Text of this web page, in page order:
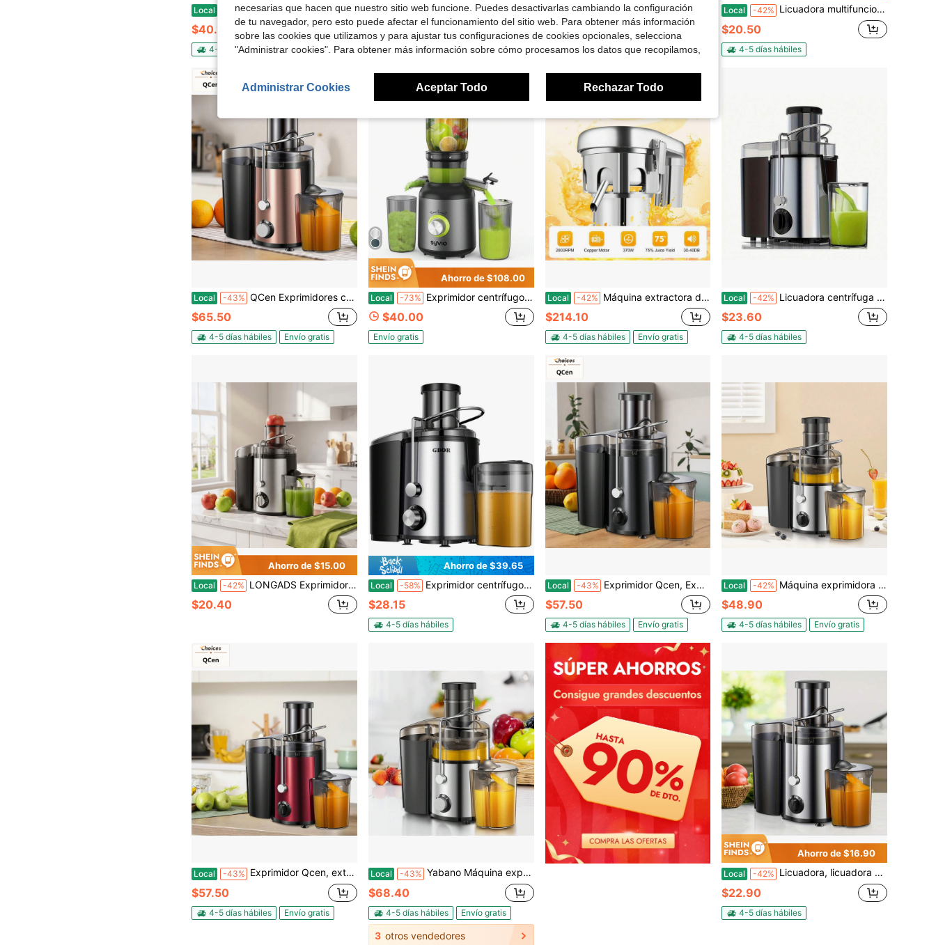
Local -45% Exprimidor QCen, Extractor centrífugo de 500W con boca de alimentación ancha de 3" para frutas y verduras, fácil de limpiar, acero inoxidable
$40.19
4-5 días hábiles Envío gratis
Local -43% Licuadora centrífuga potente de 500 W - Abertura de alimentación de 7,6 cm (3 pulgadas), apta para frutas y verduras enteras, de acero inoxidable, apta para lavavajillas, diseño desmontable para una fácil limpieza, 3 velocidades, alto rendimiento de zumo, regalo ideal para Navidad.
$21.70
4-5 días hábiles
Local -54% Exprimidor multifunción, licuadora de jugos, batidora, procesador de alimentos, extractor de jugos de boca ancha de 3 pulgadas para verduras y frutas, 3 ajustes de velocidad, fácil de limpiar, desmontable, alto rendimiento de jugo, extracción rápida de jugos para frutas y verduras
$22.80 200+ vendidos
Local -42% Licuadora multifuncional, extractor de jugo de boca ancha de 7,6 cm (3 pulgadas) con una potencia máxima de 600 W, apto para frutas y verduras, desmontable y fácil de limpiar, alto rendimiento de jugo, rápida velocidad de extracción, ideal para regalar.
$20.50
4-5 días hábiles
Local -43% QCen Exprimidores centrífugos
$65.50
4-5 días hábiles Envío gratis
Ahorro de $108.00
Local -73% Exprimidor centrífugo Syvio de 3 velocidades, máxima retención de nutrientes - Fácil de limpiar, diseño compacto adecuado para cocinas domésticas - Apto para frutas y verduras - La opción ideal para personas conscientes de la salud y amantes de los jugos frescos, imprescindible para los entusiastas del fitness
$40.00
Envío gratis
Local -42% Máquina extractora de jugo de acero inoxidable Rainaut, licuadora de fruta de 370W de uso intensivo, 2800RPM, 110V, 60Hz, 36.5*29*36.5cm/14.37*11.41*14.37in
$214.10
4-5 días hábiles Envío gratis
Local -42% Licuadora centrífuga con entrada de 7,6 cm (3 pulgadas) de ancho - Licuadora eléctrica de alta velocidad de 18000 RPM, ideal para frutas y verduras enteras - Diseño fácil de limpiar, utensilio de cocina compacto - Apta para uso doméstico y comercial, para preparar jugos saludables
$23.60
4-5 días hábiles
Ahorro de $15.00
Local -42% LONGADS Exprimidor multifunción, licuadora, batidora, procesador de alimentos, extractor de jugos de boca ancha de 7,6 cm para frutas y verduras, 3 velocidades, fácil de limpiar, desmontable, alto rendimiento de jugo, extracción rápida de jugo para frutas y verduras.
$20.40
Ahorro de $39.65
Local -58% Exprimidor centrífugo GDOR de 800 W para frutas y verduras, ideal para una vida saludable. Doble velocidad, tolva de alimentación de 7,6 cm de ancho, boquilla antigoteo, fácil de limpiar. Incluye jarra y cepillo. Color negro y transparente (ideal para una vida saludable).
$28.15
4-5 días hábiles
Local -43% Exprimidor Qcen, Exprimidor centrífugo de 500W con boca de alimentación ancha de 3" para frutas y verduras, fácil de limpiar, acero inoxidable (negro metálico)
$57.50
4-5 días hábiles Envío gratis
Local -42% Máquina exprimidora centrífuga QCen de 500W - Extractor de jugos de boca ancha de 3" para frutas y verduras, fácil de limpiar, de acero inoxidable
$48.90
4-5 días hábiles Envío gratis
Local -43% Exprimidor Qcen, extractor de zumo centrífugo de 500W con boca de alimentación ancha de 3" para frutas y verduras, fácil de limpiar, de acero inoxidable (rojo metálico)
$57.50
4-5 días hábiles Envío gratis
Local -43% Yabano Máquina exprimidora centrífuga QCen de 500W - Extractor de jugos de boca ancha de 3" para frutas y verduras, fácil de limpiar, de acero inoxidable
$68.40
4-5 días hábiles Envío gratis
3 otros vendedores
Ahorro de $16.90
Local -42% Licuadora, licuadora de boca ancha de 7,6 cm (3 pulgadas), potencia máxima de 500 W, 3 velocidades, motor de 400 W, alta capacidad de extracción de jugo, fácil de limpiar, desmontable, apta para frutas y verduras, fácil de limpiar, acero inoxidable.
$22.90
4-5 días hábiles
necesarias que hacen que nuestro sitio web funcione. Puedes desactivarlas cambiando la configuración
de tu navegador, pero esto puede afectar el funcionamiento del sitio web. Para obtener más información
sobre las cookies que utilizamos y para ajustar tus configuraciones de cookies opcionales, selecciona
"Administrar cookies". Para obtener más información sobre cómo procesamos los datos que recopilamos,
Administrar Cookies Aceptar Todo Rechazar Todo